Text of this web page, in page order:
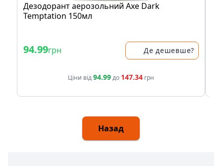
Дезодорант аерозольний Axe Dark
Temptation 150мл
94.99грн Де дешевше?
Ціни від94.99до 147.34 грн
Назад